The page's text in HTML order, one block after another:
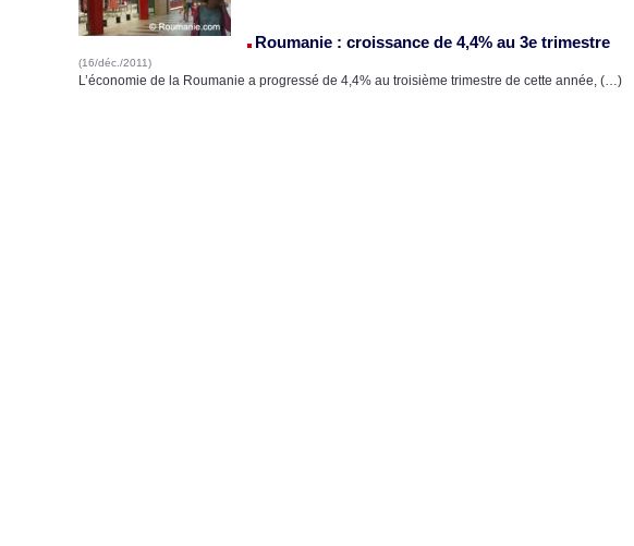
Roumanie : croissance de 4,4% au 3e trimestre
(16/déc./2011)
L’économie de la Roumanie a progressé de 4,4% au troisième trimestre de cette année, (…)